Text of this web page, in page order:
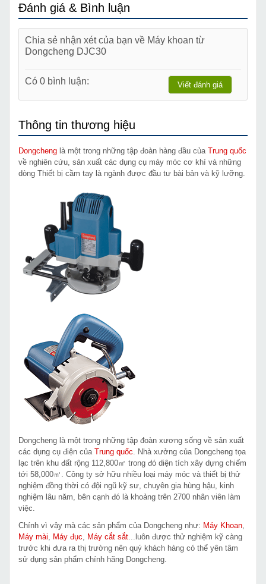
Đánh giá & Bình luận
Chia sẻ nhận xét của bạn về Máy khoan từ
Dongcheng DJC30
Có 0 bình luận: Viết đánh giá
Thông tin thương hiệu
Dongcheng là một trong những tập đoàn hàng đầu của Trung quốc
về nghiên cứu, sản xuất các dụng cụ máy móc cơ khí và những
dòng Thiết bị cầm tay là ngành được đầu tư bài bản và kỹ lưỡng.
Dongcheng là một trong những tập đoàn xương sống về sản xuất
các dụng cụ điện của Trung quốc . Nhà xưởng của Dongcheng tọa
lạc trên khu đất rộng 112,800㎡ trong đó diện tích xây dựng chiếm
tới 58,000㎡. Công ty sở hữu nhiều loại máy móc và thiết bị thử
nghiệm đồng thời có đội ngũ kỹ sư, chuyên gia hùng hậu, kinh
nghiệm lâu năm, bên cạnh đó là khoảng trên 2700 nhân viên làm
việc.
Chính vì vậy mà các sản phẩm của Dongcheng như: Máy Khoan
Máy mài
Máy đục Máy cắt sắt ...luôn được thử nghiệm kỹ càng
trước khi đưa ra thị trường nên quý khách hàng có thể yên tâm
sử dụng sản phẩm chính hãng Dongcheng.